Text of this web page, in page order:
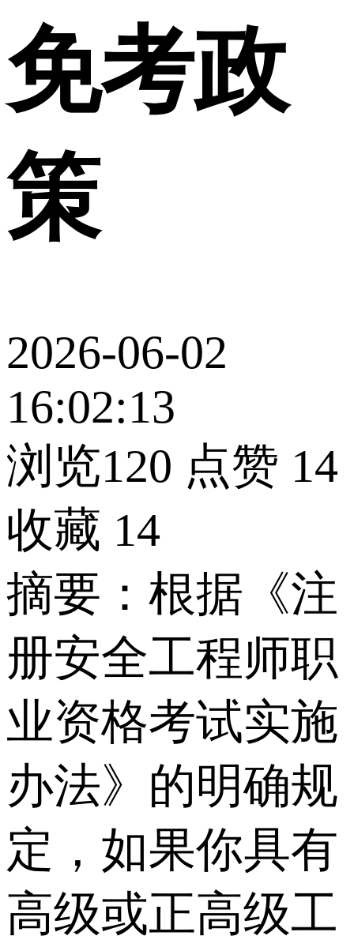
免考政
策
2026-06-02
16:02:13
浏览120 点赞 14
收藏 14
摘要：根据《注
册安全工程师职
业资格考试实施
办法》的明确规
定，如果你具有
高级或正高级工